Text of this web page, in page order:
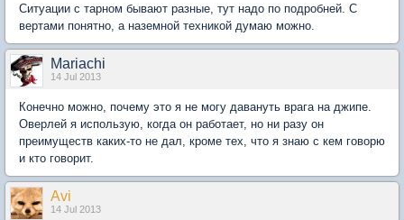
Ситуации с тарном бывают разные, тут надо по подробней. С
вертами понятно, а наземной техникой думаю можно.
Mariachi
14 Jul 2013
Конечно можно, почему это я не могу давануть врага на джипе.
Оверлей я использую, когда он работает, но ни разу он
преимуществ каких-то не дал, кроме тех, что я знаю с кем говорю
и кто говорит.
Avi
14 Jul 2013